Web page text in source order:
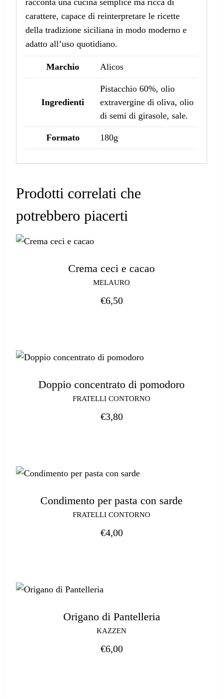
racconta una cucina semplice ma ricca di
carattere, capace di reinterpretare le ricette
della tradizione siciliana in modo moderno e
adatto all’uso quotidiano.
Marchio Alicos
Ingredienti
Pistacchio 60%, olio
extravergine di oliva, olio
di semi di girasole, sale.
Formato 180g
Prodotti correlati che
potrebbero piacerti
Crema ceci e cacao
MELAURO
€6,50
Doppio concentrato di pomodoro
FRATELLI CONTORNO
€3,80
Condimento per pasta con sarde
FRATELLI CONTORNO
€4,00
Origano di Pantelleria
KAZZEN
€6,00